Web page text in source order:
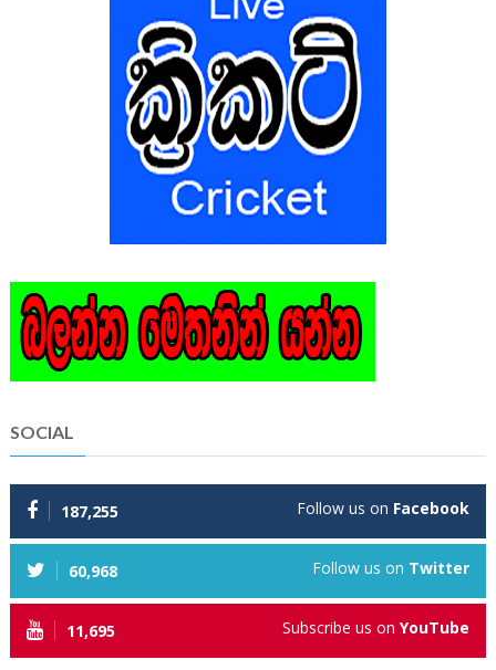
SOCIAL
187,255 Follow us on Facebook
60,968 Follow us on Twitter
11,695 Subscribe us onYouTube